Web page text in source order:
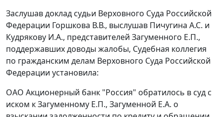
Заслушав доклад судьи Верховного Суда Российской
Федерации Горшкова В.В., выслушав Пичугина А.С. и
Кудрякову И.А., представителей Загуменного Е.П.,
поддержавших доводы жалобы, Судебная коллегия
по гражданским делам Верховного Суда Российской
Федерации установила:
ОАО Акционерный банк "Россия" обратилось в суд с
иском к Загуменному Е.П., Загуменной Е.А. о